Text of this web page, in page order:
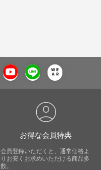
account_circle
お得な会員特典
会員登録いただくと、通常価格よ
りお安くお求めいただける商品多
数。